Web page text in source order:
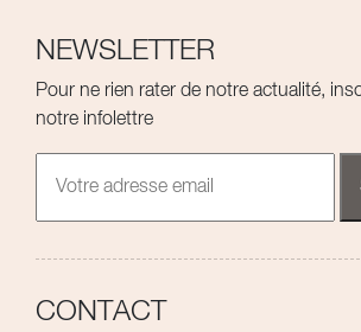
NEWSLETTER
Pour ne rien rater de notre actualité,
notre infolettre
CONTACT